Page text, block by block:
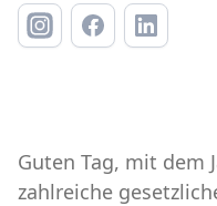
Guten Tag, mit dem
zahlreiche